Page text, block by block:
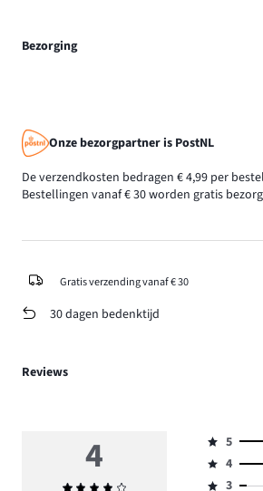
Bezorging
Onze bezorgpartner is PostNL
De verzendkosten bedragen € 4,99 per
Bestellingen vanaf € 30 worden gratis
Gratis verzending vanaf € 30
30 dagen bedenktijd
Reviews
4
5,
aantal
5
4
3